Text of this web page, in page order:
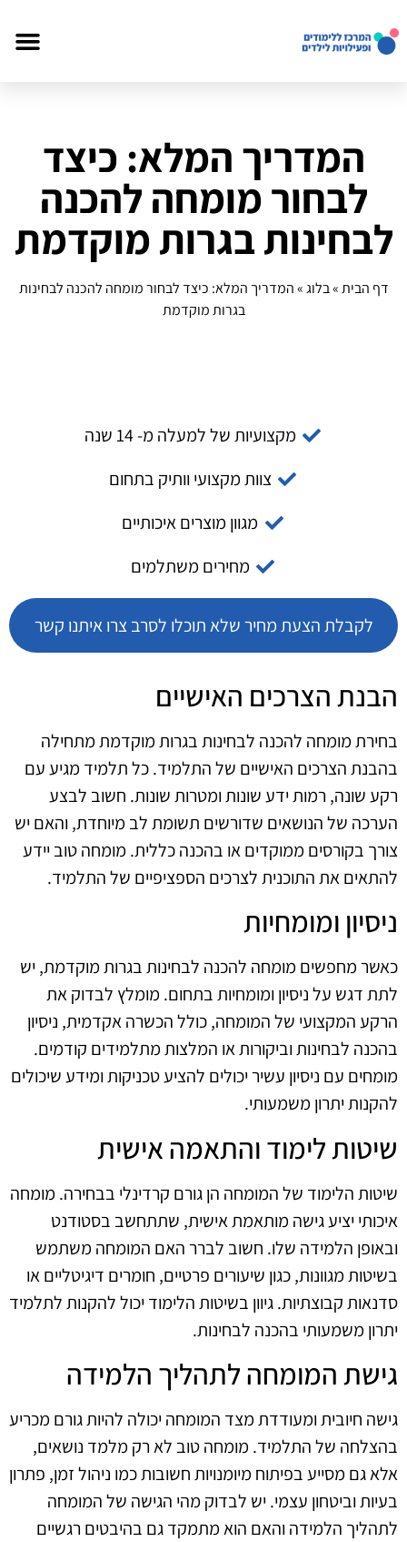
המדריך המלא: כיצד
לבחור מומחה להכנה
לבחינות בגרות מוקדמת
דף הבית»בלוג»המדריך המלא: כיצד לבחור מומחה להכנה לבחינות
בגרות מוקדמת
מקצועיות של למעלה מ- 14 שנה
צוות מקצועי וותיק בתחום
מגוון מוצרים איכותיים
מחירים משתלמים
לקבלת הצעת מחיר שלא תוכלו לסרב צרו איתנו קשר
הבנת הצרכים האישיים
בחירת מומחה להכנה לבחינות בגרות מוקדמת מתחילה
בהבנת הצרכים האישיים של התלמיד. כל תלמיד מגיע עם
רקע שונה, רמות ידע שונות ומטרות שונות. חשוב לבצע
הערכה של הנושאים שדורשים תשומת לב מיוחדת, והאם יש
צורך בקורסים ממוקדים או בהכנה כללית. מומחה טוב יידע
להתאים את התוכנית לצרכים הספציפיים של התלמיד.
ניסיון ומומחיות
כאשר מחפשים מומחה להכנה לבחינות בגרות מוקדמת, יש
לתת דגש על ניסיון ומומחיות בתחום. מומלץ לבדוק את
הרקע המקצועי של המומחה, כולל הכשרה אקדמית, ניסיון
בהכנה לבחינות וביקורות או המלצות מתלמידים קודמים.
מומחים עם ניסיון עשיר יכולים להציע טכניקות ומידע שיכולים
להקנות יתרון משמעותי.
שיטות לימוד והתאמה אישית
שיטות הלימוד של המומחה הן גורם קרדינלי בבחירה. מומחה
איכותי יציע גישה מותאמת אישית, שתתחשב בסטודנט
ובאופן הלמידה שלו. חשוב לברר האם המומחה משתמש
בשיטות מגוונות, כגון שיעורים פרטיים, חומרים דיגיטליים או
סדנאות קבוצתיות. גיוון בשיטות הלימוד יכול להקנות לתלמיד
יתרון משמעותי בהכנה לבחינות.
גישת המומחה לתהליך הלמידה
גישה חיובית ומעודדת מצד המומחה יכולה להיות גורם מכריע
בהצלחה של התלמיד. מומחה טוב לא רק מלמד נושאים,
אלא גם מסייע בפיתוח מיומנויות חשובות כמו ניהול זמן, פתרון
בעיות וביטחון עצמי. יש לבדוק מהי הגישה של המומחה
לתהליך הלמידה והאם הוא מתמקד גם בהיבטים רגשיים